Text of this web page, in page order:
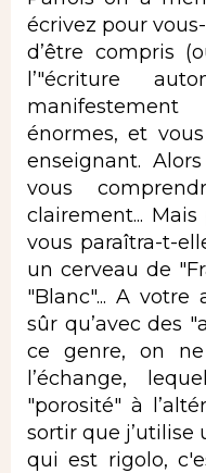
écrivez pour
d’être compris
l’"écriture
énormes, et
enseignant.
vous
clairement...
vous paraîtra-t-
un cerveau de
"Blanc"... A votre
sûr qu’avec des
ce genre, on
l’échange,
"porosité" à
sortir que j’utilise
qui est rigolo,